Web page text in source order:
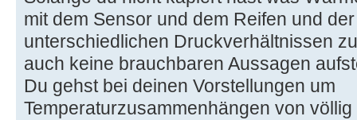
mit dem Sensor und dem Reifen und
unterschiedlichen Druckverhältnissen
auch keine brauchbaren Aussagen
Du gehst bei deinen Vorstellungen um
Temperaturzusammenhängen von